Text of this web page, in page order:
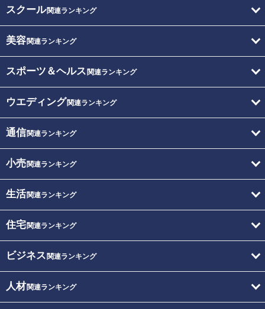
スクール関連ランキング
美容関連ランキング
スポーツ＆ヘルス 関連ランキング
ウエディング関連ランキング
通信関連ランキング
小売関連ランキング
生活関連ランキング
住宅関連ランキング
ビジネス 関連ランキング
人材関連ランキング